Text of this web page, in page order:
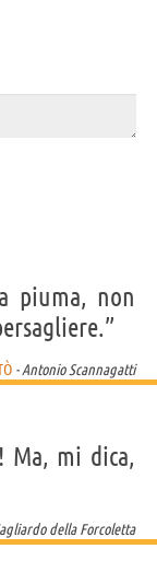
piuma, non
- Antonio Scannagatti
Ma, mi dica,
della Forcoletta